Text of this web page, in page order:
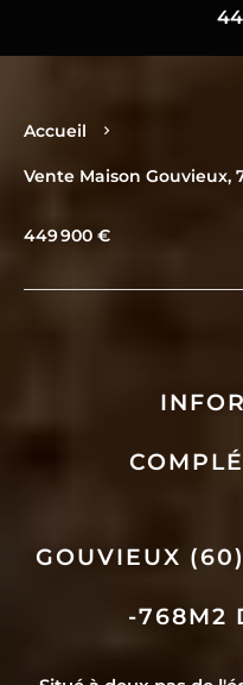
Accueil
Vente Maison Gouvieux,
449 900 €
GOUVIEUX
-768M2